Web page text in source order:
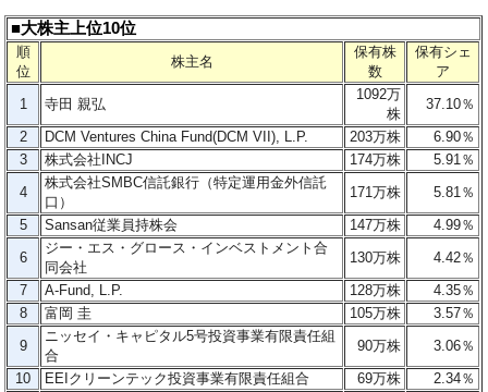
■大株主上位10位
順
位
株主名
保有株
数
保有シェ
ア
1
寺田 親弘
1092万
株
37.10％
2
DCM Ventures China Fund(DCM VII), L.P. 203万株
6.90％
3
株式会社INCJ 174万株
5.91％
4
株式会社SMBC信託銀行（特定運用金外信託
口）
171万株
5.81％
5
Sansan従業員持株会 147万株 4.99％
6
ジー・エス・グロース・インベストメント合
同会社
130万株
4.42％
7
A-Fund, L.P. 128万株
4.35％
8
富岡 圭 105万株
3.57％
9
ニッセイ・キャピタル5号投資事業有限責任組
合
90万株
3.06％
10
EEIクリーンテック投資事業有限責任組合 69万株
2.34％